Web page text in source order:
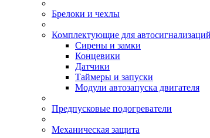
Брелоки и чехлы
Комплектующие для автосигнализаций
Сирены и замки
Концевики
Датчики
Таймеры и запуски
Модули автозапуска двигателя
Предпусковые подогреватели
Механическая защита